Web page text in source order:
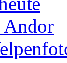
Andor